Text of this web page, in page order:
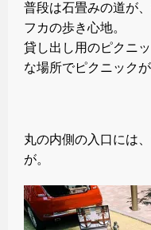
普段は石畳みの道が
フカの歩き心地。
貸し出し用のピクニ
な場所でピクニックが
丸の内側の入口には
が。